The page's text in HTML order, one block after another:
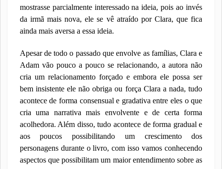
mostrasse parcialmente interessado na ideia, pois ao invés
da irmã mais nova, ele se vê atraído por Clara, que fica
ainda mais aversa a essa ideia.
Apesar de todo o passado que envolve as famílias, Clara e
Adam vão pouco a pouco se relacionando, a autora não
cria um relacionamento forçado e embora ele possa ser
bem insistente ele não obriga ou força Clara a nada, tudo
acontece de forma consensual e gradativa entre eles o que
cria uma narrativa mais envolvente e de certa forma
acolhedora. Além disso, tudo acontece de forma gradual e
aos poucos possibilitando um crescimento dos
personagens durante o livro, com isso vamos conhecendo
aspectos que possibilitam um maior entendimento sobre as